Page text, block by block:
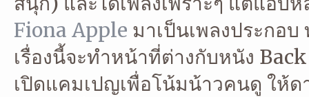
Fiona Apple มาเป็นเพลงประกอ
เรื่องนี้จะทำหน้าที่ต่างกับหนัง
เปิดแคมเปญเพื่อโน้มน้าวคนดู ให้